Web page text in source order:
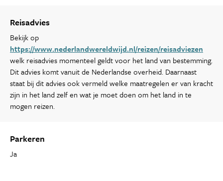
Reisadvies
Bekijk op
https://www.nederlandwereldwijd.nl/reizen/reisadviezen
welk reisadvies momenteel geldt voor het land van bestemming.
Dit advies komt vanuit de Nederlandse overheid. Daarnaast
staat bij dit advies ook vermeld welke maatregelen er van kracht
zijn in het land zelf en wat je moet doen om het land in te
mogen reizen.
Parkeren
Ja